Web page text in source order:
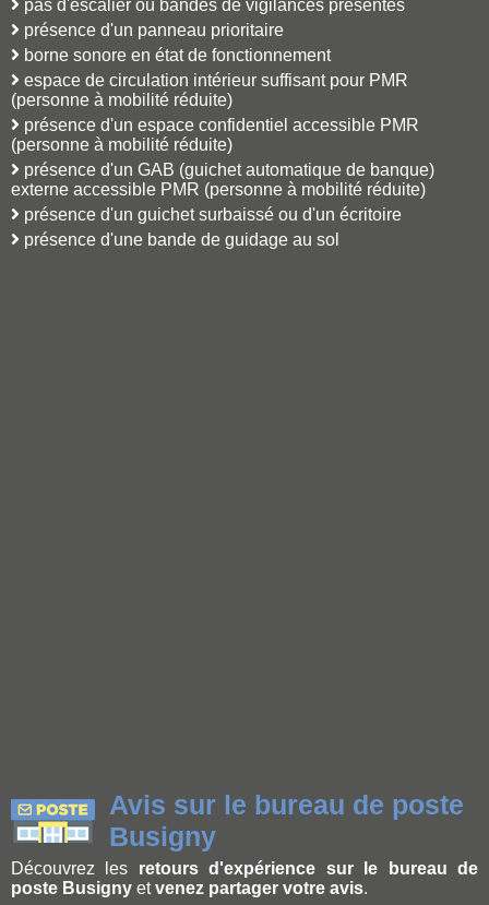
pas d'escalier ou bandes de vigilances présentes
présence d'un panneau prioritaire
borne sonore en état de fonctionnement
espace de circulation intérieur suffisant pour PMR
(personne à mobilité réduite)
présence d'un espace confidentiel accessible PMR
(personne à mobilité réduite)
présence d'un GAB (guichet automatique de banque)
externe accessible PMR (personne à mobilité réduite)
présence d'un guichet surbaissé ou d'un écritoire
présence d'une bande de guidage au sol
Avis sur le bureau de poste
Busigny
Découvrez les retours d'expérience sur le bureau de
poste Busigny etvenez partager votre avis.